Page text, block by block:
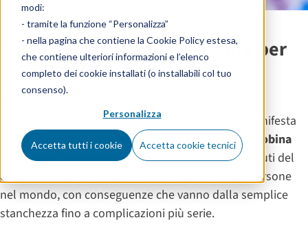
modi:
- tramite la funzione “Personalizza”
- nella pagina che contiene la Cookie Policy estesa,
che contiene ulteriori informazioni e l’elenco
completo dei cookie installati (o installabili col tuo
consenso).
Personalizza
Accetta tutti i cookie Accetta cookie tecnici
Anemia: sintomi, cause e cure per
riconoscerla e trattarla
Visite ed esami
L’anemia è una condizione molto diffusa che si manifesta
quando il sangue non contiene abbastanza emoglobina
per trasportareossigenoin modo efficiente ai tessuti del
corpo. Si stima che colpisca oltre un miliardo di persone
nel mondo, con conseguenze che vanno dalla semplice
stanchezza fino a complicazioni più serie.